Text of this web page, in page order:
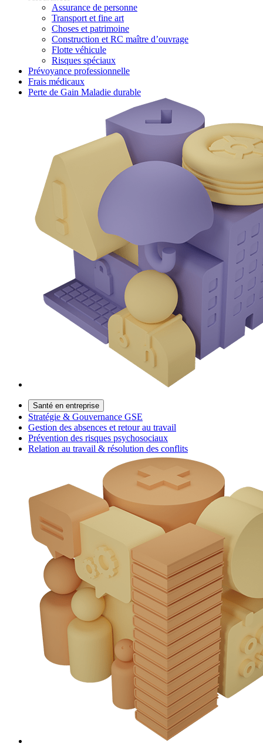
Assurance de personne
Transport et fine art
Choses et patrimoine
Construction et RC maître d’ouvrage
Flotte véhicule
Risques spéciaux
Prévoyance professionnelle
Frais médicaux
Perte de Gain Maladie durable
Santé en entreprise
Stratégie & Gouvernance GSE
Gestion des absences et retour au travail
Prévention des risques psychosociaux
Relation au travail & résolution des conflits